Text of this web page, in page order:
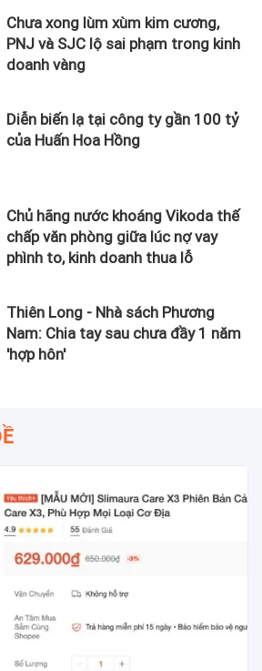
Chưa xong lùm xùm kim cương,
PNJ và SJC lộ sai phạm trong kinh
doanh vàng
Diễn biến lạ tại công ty gần 100 tỷ
của Huấn Hoa Hồng
Chủ hãng nước khoáng Vikoda thế
chấp văn phòng giữa lúc nợ vay
phình to, kinh doanh thua lỗ
Thiên Long - Nhà sách Phương
Nam: Chia tay sau chưa đầy 1 năm
'hợp hôn'